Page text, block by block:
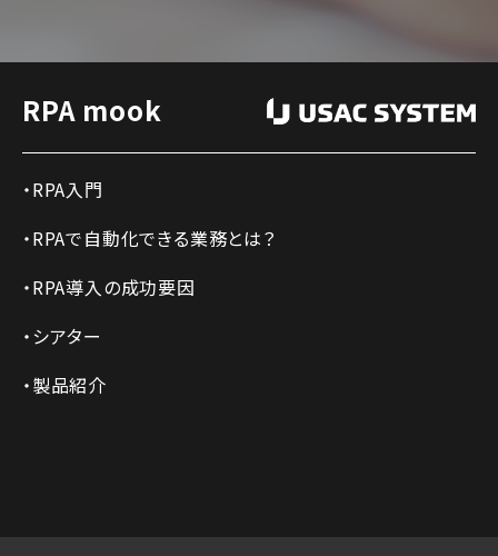
RPA mook
RPA入門
RPAで自動化できる業務とは？
RPA導入の成功要因
シアター
製品紹介